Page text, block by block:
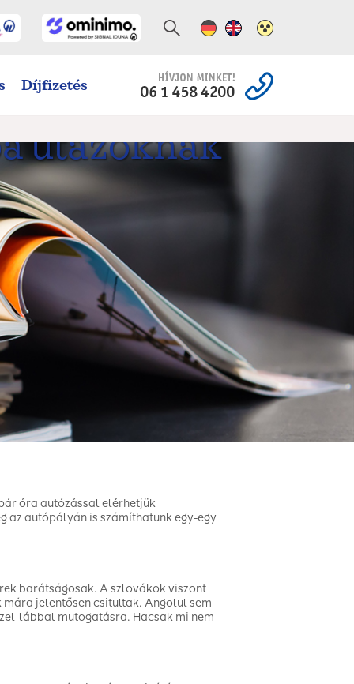
Német változat
Angol változat
Díjfizetés
utazóknak
óra autózással elérhetjük
az autópályán is számíthatunk egy-egy
barátságosak. A szlovákok viszont
jelentősen csitultak. Angolul sem
lábbal mutogatásra. Hacsak mi nem